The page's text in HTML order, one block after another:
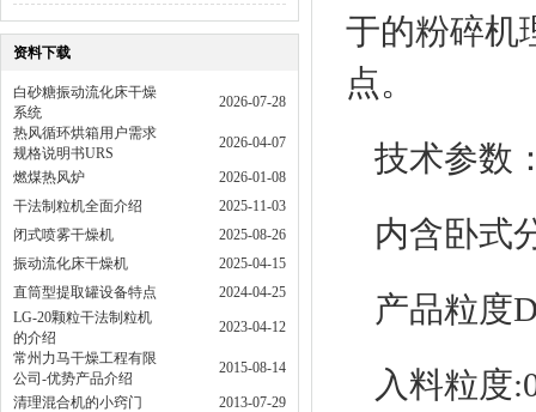
资料下载
白砂糖振动流化床干燥
系统
2026-07-28
热风循环烘箱用户需求
规格说明书URS
2026-04-07
燃煤热风炉
2026-01-08
干法制粒机全面介绍
2025-11-03
闭式喷雾干燥机
2025-08-26
振动流化床干燥机
2025-04-15
直筒型提取罐设备特点
2024-04-25
LG-20颗粒干法制粒机
的介绍
2023-04-12
常州力马干燥工程有限
公司-优势产品介绍
2015-08-14
清理混合机的小窍门 2013-07-29
于的粉碎机
点。
技术参数
内含卧式
产品粒度
入料粒度